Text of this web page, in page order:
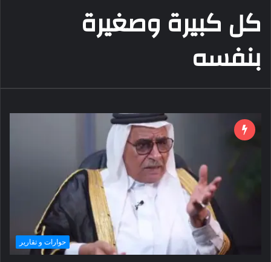
كل كبيرة وصغيرة
بنفسه
حوارات و تقارير